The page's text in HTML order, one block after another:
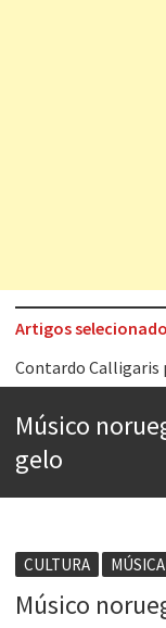
Artigos
Contardo Calligaris
Os causos de Jorge
Tem que filmar isso
A construção da
Músico
gelo
CULTURA MÚSICA
Músico